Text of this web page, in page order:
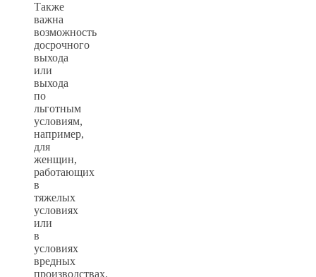
Также
важна
возможность
досрочного
выхода
или
выхода
по
льготным
условиям,
например,
для
женщин,
работающих
в
тяжелых
условиях
или
в
условиях
вредных
производствах.